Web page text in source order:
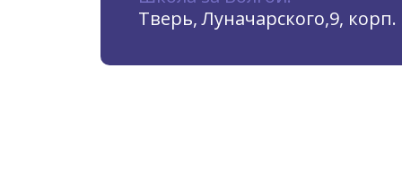
Тверь, Луначарского,9, корп.